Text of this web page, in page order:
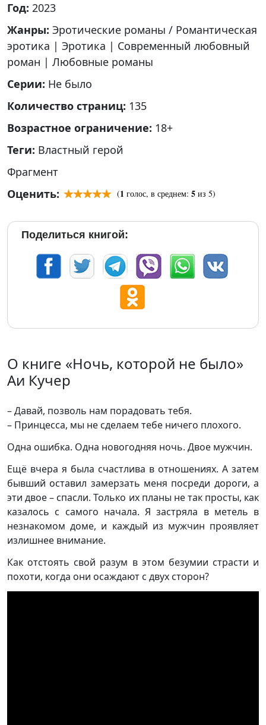
Год: 2023
Жанры: Эротические романы / Романтическая
эротика | Эротика | Современный любовный
роман | Любовные романы
Серии: Не было
Количество страниц: 135
Возрастное ограничение: 18+
Теги: Властный герой
Фрагмент
Оценить:
(1 голос, в среднем: 5 из 5)
Поделиться книгой:
О книге «Ночь, которой не было»
Аи Кучер
– Давай, позволь нам порадовать тебя.
– Принцесса, мы не сделаем тебе ничего плохого.
Одна ошибка. Одна новогодняя ночь. Двое мужчин.
Ещё вчера я была счастлива в отношениях. А затем
бывший оставил замерзать меня посреди дороги, а
эти двое – спасли. Только их планы не так просты, как
казалось с самого начала. Я застряла в метель в
незнакомом доме, и каждый из мужчин проявляет
излишнее внимание.
Как отстоять свой разум в этом безумии страсти и
похоти, когда они осаждают с двух сторон?